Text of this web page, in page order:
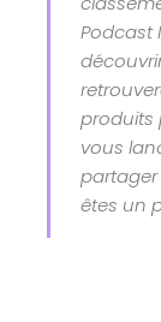
Podcast
produits
vous
partager
êtes un